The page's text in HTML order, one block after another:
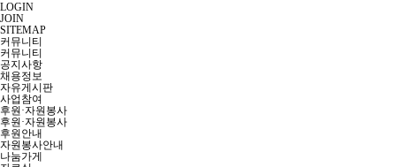
LOGIN
JOIN
SITEMAP
커뮤니티
커뮤니티
공지사항
채용정보
자유게시판
사업참여
후원·자원봉사
후원·자원봉사
후원안내
자원봉사안내
나눔가게